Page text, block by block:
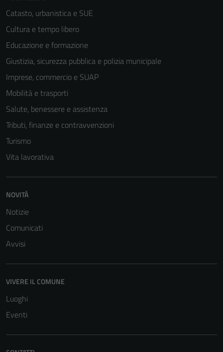
Catasto, urbanistica e SUE
Cultura e tempo libero
Educazione e formazione
Giustizia, sicurezza pubblica e polizia municipale
Imprese, commercio e SUAP
Mobilità e trasporti
Salute, benessere e assistenza
Tributi, finanze e contravvenzioni
Turismo
Vita lavorativa
NOVITÀ
Notizie
Comunicati
Avvisi
VIVERE IL COMUNE
Luoghi
Eventi